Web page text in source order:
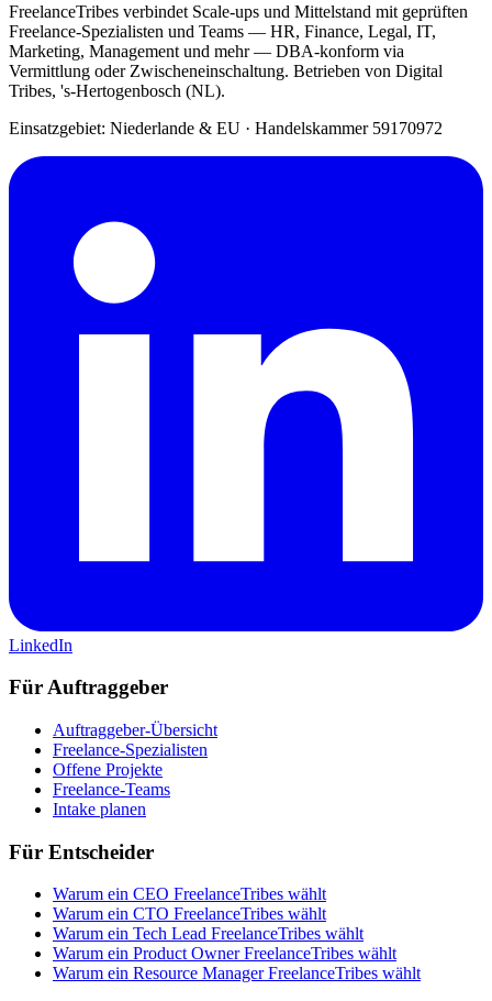
FreelanceTribes verbindet Scale-ups und Mittelstand mit geprüften
Freelance-Spezialisten und Teams — HR, Finance, Legal, IT,
Marketing, Management und mehr — DBA-konform via
Vermittlung oder Zwischeneinschaltung. Betrieben von Digital
Tribes, 's-Hertogenbosch (NL).
Einsatzgebiet: Niederlande & EU · Handelskammer 59170972
LinkedIn
Für Auftraggeber
Auftraggeber-Übersicht
Freelance-Spezialisten
Offene Projekte
Freelance-Teams
Intake planen
Für Entscheider
Warum ein CEO FreelanceTribes wählt
Warum ein CTO FreelanceTribes wählt
Warum ein Tech Lead FreelanceTribes wählt
Warum ein Product Owner FreelanceTribes wählt
Warum ein Resource Manager FreelanceTribes wählt